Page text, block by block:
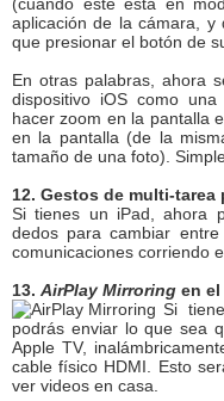
aplicación de la cámara,
que presionar el botón de
En otras palabras, ahora
dispositivo iOS como
hacer zoom en la pantalla
en la pantalla (de la
tamaño de una foto).
12. Gestos de multi-tarea
Si tienes un iPad, ahora
dedos para cambiar
comunicaciones corriendo
13. AirPlay Mirroring en el
Si
podrás enviar lo que sea
Apple TV,
cable físico HDMI. Esto
ver videos en casa.